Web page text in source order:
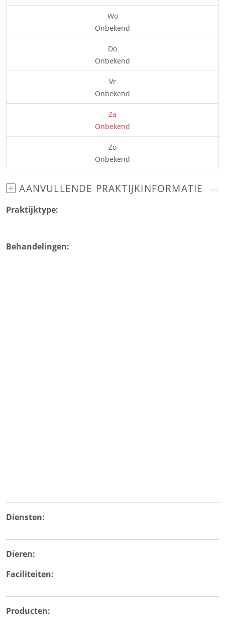
Wo
Onbekend
Do
Onbekend
Vr
Onbekend
Za
Onbekend
Zo
Onbekend
AANVULLENDE PRAKTIJKINFORMATIE
Praktijktype:
Behandelingen:
Diensten:
Dieren:
Faciliteiten:
Producten: